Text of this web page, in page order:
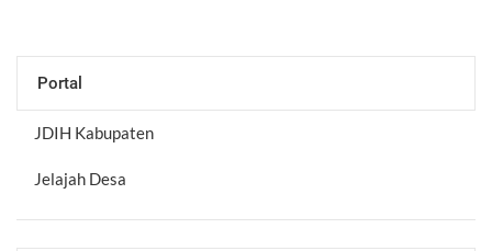
Portal
JDIH Kabupaten
Jelajah Desa